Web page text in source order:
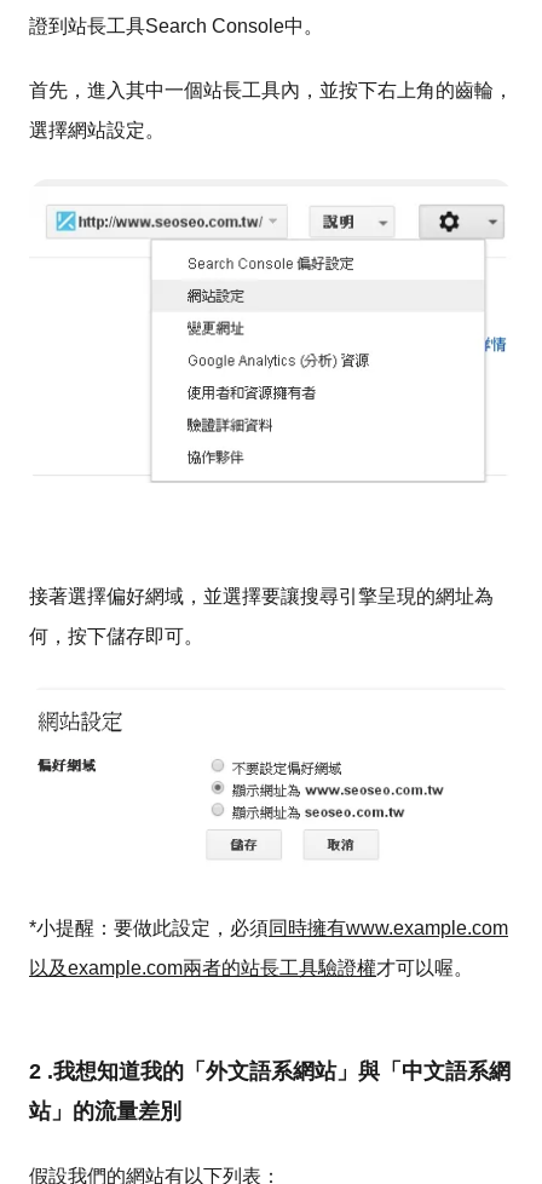
證到站長工具Search Console中。
首先，進入其中一個站長工具內，並按下右上角的齒輪，
選擇網站設定。
接著選擇偏好網域，並選擇要讓搜尋引擎呈現的網址為
何，按下儲存即可。
*小提醒：要做此設定，必須同時擁有www.example.com
以及example.com兩者的站長工具驗證權才可以喔。
2 .我想知道我的「外文語系網站」與「中文語系網
站」的流量差別
假設我們的網站有以下列表：